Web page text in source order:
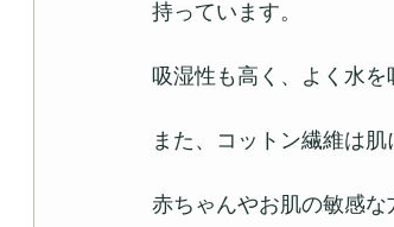
持っています。
吸湿性も高く、よく水を
また、コットン繊維は
赤ちゃんやお肌の敏感な